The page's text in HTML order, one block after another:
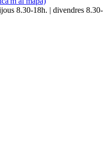
8.30-18h. | divendres 8.30-